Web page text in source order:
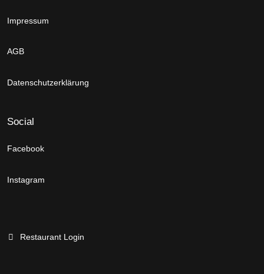
Impressum
AGB
Datenschutzerklärung
Social
Facebook
Instagram
Restaurant Login